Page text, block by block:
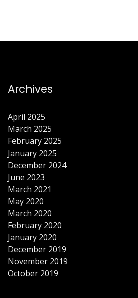
Archives
April 2025
March 2025
February 2025
January 2025
December 2024
June 2023
March 2021
May 2020
March 2020
February 2020
January 2020
December 2019
November 2019
October 2019